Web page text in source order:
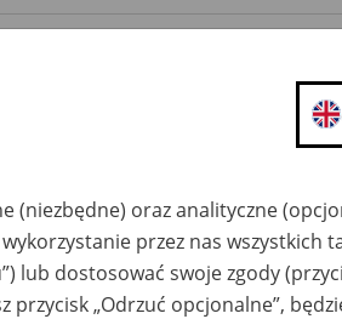
(niezbędne) oraz analityczne
przez nas wszystkich
lub dostosować swoje zgody
przycisk „Odrzuć opcjonalne”,